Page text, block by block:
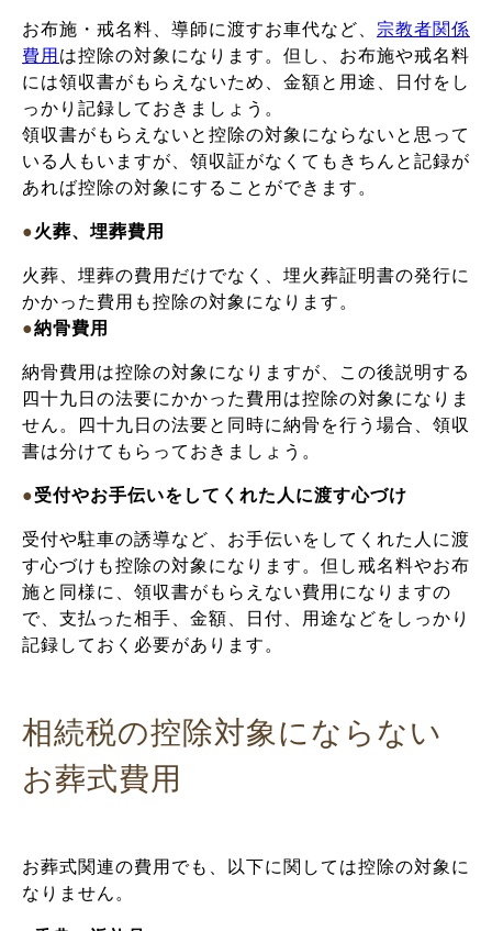
お布施・戒名料、導師に渡すお車代など、 宗教者関係
費用 は控除の対象になります。但し、お布施や戒名料
には領収書がもらえないため、金額と用途、日付をし
っかり記録しておきましょう。
領収書がもらえないと控除の対象にならないと思って
いる人もいますが、領収証がなくてもきちんと記録が
あれば控除の対象にすることができます。
●火葬、埋葬費用
火葬、埋葬の費用だけでなく、埋火葬証明書の発行に
かかった費用も控除の対象になります。
●納骨費用
納骨費用は控除の対象になりますが、この後説明する
四十九日の法要にかかった費用は控除の対象になりま
せん。四十九日の法要と同時に納骨を行う場合、領収
書は分けてもらっておきましょう。
●受付やお手伝いをしてくれた人に渡す心づけ
受付や駐車の誘導など、お手伝いをしてくれた人に渡
す心づけも控除の対象になります。但し戒名料やお布
施と同様に、領収書がもらえない費用になりますの
で、支払った相手、金額、日付、用途などをしっかり
記録しておく必要があります。
相続税の控除対象にならない
お葬式費用
お葬式関連の費用でも、以下に関しては控除の対象に
なりません。